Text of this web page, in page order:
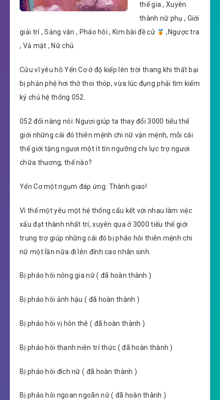
thế gia , Xuyên
thành nữ phụ , Giới
giải trí , Sảng văn , Pháo hôi , Kim bài đề cử
,Ngược tra
, Vả mặt , Nữ chủ
Cửu vĩ yêu hồ Yến Cơ ở độ kiếp lên trời thang khi thất bại
bị phản phệ hơi thở thoi thóp, vừa lúc đụng phải tìm kiếm
ký chủ hệ thống 052.
052 đối nàng nói: Ngươi giúp ta thay đổi 3000 tiểu thế
giới những cái đó thiên mệnh chi nữ vận mệnh, mỗi cái
thế giới tặng ngươi một ít tín ngưỡng chi lực trợ ngươi
chữa thương, thế nào?
Yến Cơ một ngụm đáp ứng: Thành giao!
Vì thế một yêu một hệ thống cấu kết với nhau làm việc
xấu đạt thành nhất trí, xuyên qua ở 3000 tiểu thế giới
trung trợ giúp những cái đó bị pháo hôi thiên mệnh chi
nữ một lần nữa đi lên đỉnh cao nhân sinh.
Bị pháo hôi nông gia nữ ( đã hoàn thành )
Bị pháo hôi ảnh hậu ( đã hoàn thành )
Bị pháo hôi vị hôn thê ( đã hoàn thành )
Bị pháo hôi thanh niên trí thức ( đã hoàn thành )
Bị pháo hôi đích nữ ( đã hoàn thành )
Bị pháo hôi ngoan ngoãn nữ ( đã hoàn thành )